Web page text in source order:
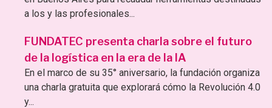
a los y las profesionales...
FUNDATEC presenta charla sobre el futuro
de la logística en la era de la IA
En el marco de su 35° aniversario, la fundación organiza
una charla gratuita que explorará cómo la Revolución 4.0
y...